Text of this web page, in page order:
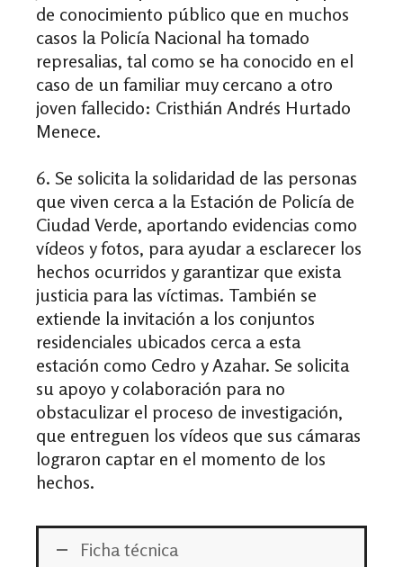
de conocimiento público que en muchos
casos la Policía Nacional ha tomado
represalias, tal como se ha conocido en el
caso de un familiar muy cercano a otro
joven fallecido: Cristhián Andrés Hurtado
Menece.
6. Se solicita la solidaridad de las personas
que viven cerca a la Estación de Policía de
Ciudad Verde, aportando evidencias como
vídeos y fotos, para ayudar a esclarecer los
hechos ocurridos y garantizar que exista
justicia para las víctimas. También se
extiende la invitación a los conjuntos
residenciales ubicados cerca a esta
estación como Cedro y Azahar. Se solicita
su apoyo y colaboración para no
obstaculizar el proceso de investigación,
que entreguen los vídeos que sus cámaras
lograron captar en el momento de los
hechos.
Ficha técnica